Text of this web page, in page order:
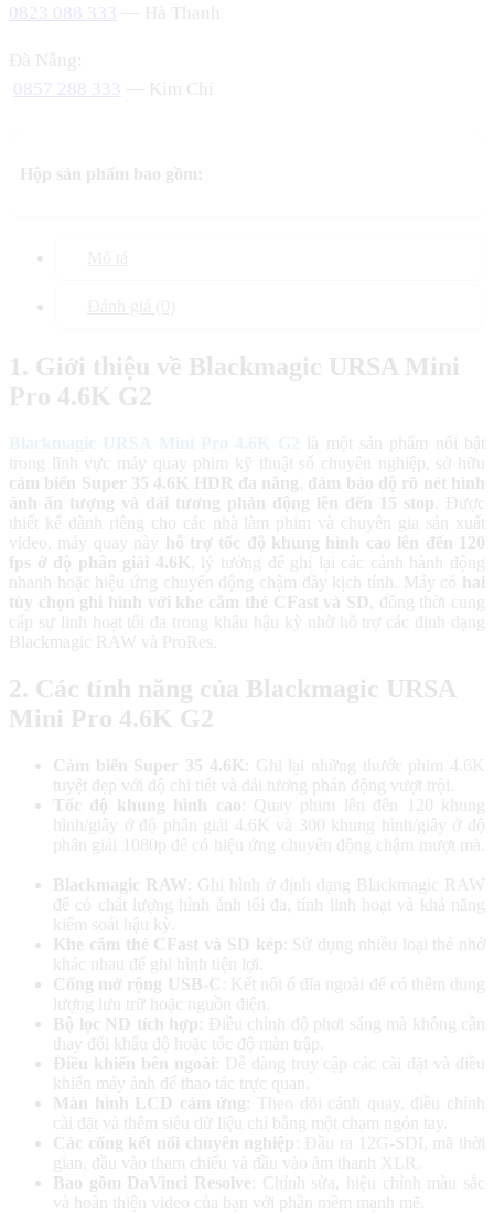
0823 088 333
— Hà Thanh
Đà Nẵng:
0857 288 333
— Kim Chi
Hộp sản phẩm bao gồm:
1. Giới thiệu về Blackmagic URSA Mini
Pro 4.6K G2
là một sản phẩm nổi bật
trong lĩnh vực máy quay phim kỹ thuật số chuyên nghiệp, sở hữu
cảm biến Super 35 4.6K HDR đa năng đảm bảo độ rõ nét hình
ảnh ấn tượng và dải tương phản động lên đến 15 stop . Được
thiết kế dành riêng cho các nhà làm phim và chuyên gia sản xuất
video, máy quay này hỗ trợ tốc độ khung hình cao lên đến 120
fps ở độ phân giải 4.6K
, lý tưởng để ghi lại các cảnh hành động
nhanh hoặc hiệu ứng chuyển động chậm đầy kịch tính. Máy có hai
tùy chọn ghi hình với khe cắm thẻ CFast và SD
, đồng thời cung
cấp sự linh hoạt tối đa trong khâu hậu kỳ nhờ hỗ trợ các định dạng
Blackmagic RAW và ProRes.
2. Các tính năng của Blackmagic URSA
Mini Pro 4.6K G2
Cảm biến Super 35 4.6K
: Ghi lại những thước phim 4.6K
tuyệt đẹp với độ chi tiết và dải tương phản động vượt trội.
Tốc độ khung hình cao : Quay phim lên đến 120 khung
hình/giây ở độ phân giải 4.6K và 300 khung hình/giây ở độ
phân giải 1080p để có hiệu ứng chuyển động chậm mượt mà.
Blackmagic RAW : Ghi hình ở định dạng Blackmagic RAW
để có chất lượng hình ảnh tối đa, tính linh hoạt và khả năng
kiểm soát hậu kỳ.
Khe cắm thẻ CFast và SD kép : Sử dụng nhiều loại thẻ nhớ
khác nhau để ghi hình tiện lợi.
Cổng mở rộng USB-C
: Kết nối ổ đĩa ngoài để có thêm dung
lượng lưu trữ hoặc nguồn điện.
Bộ lọc ND tích hợp : Điều chỉnh độ phơi sáng mà không cần
thay đổi khẩu độ hoặc tốc độ màn trập.
Điều khiển bên ngoài : Dễ dàng truy cập các cài đặt và điều
khiển máy ảnh để thao tác trực quan.
Màn hình LCD cảm ứng : Theo dõi cảnh quay, điều chỉnh
cài đặt và thêm siêu dữ liệu chỉ bằng một chạm ngón tay.
Các cổng kết nối chuyên nghiệp : Đầu ra 12G-SDI, mã thời
gian, đầu vào tham chiếu và đầu vào âm thanh XLR.
Bao gồm DaVinci Resolve : Chỉnh sửa, hiệu chỉnh màu sắc
và hoàn thiện video của bạn với phần mềm mạnh mẽ.